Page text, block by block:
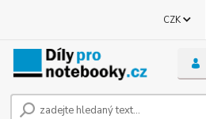
CZK